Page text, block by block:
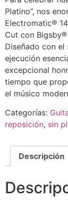
Platino”, nos
Electromatic®
Cut con
Diseñado con
ejecución
excepcional
tiempo que
el músico
Categorías:
reposición, sin
Descripción